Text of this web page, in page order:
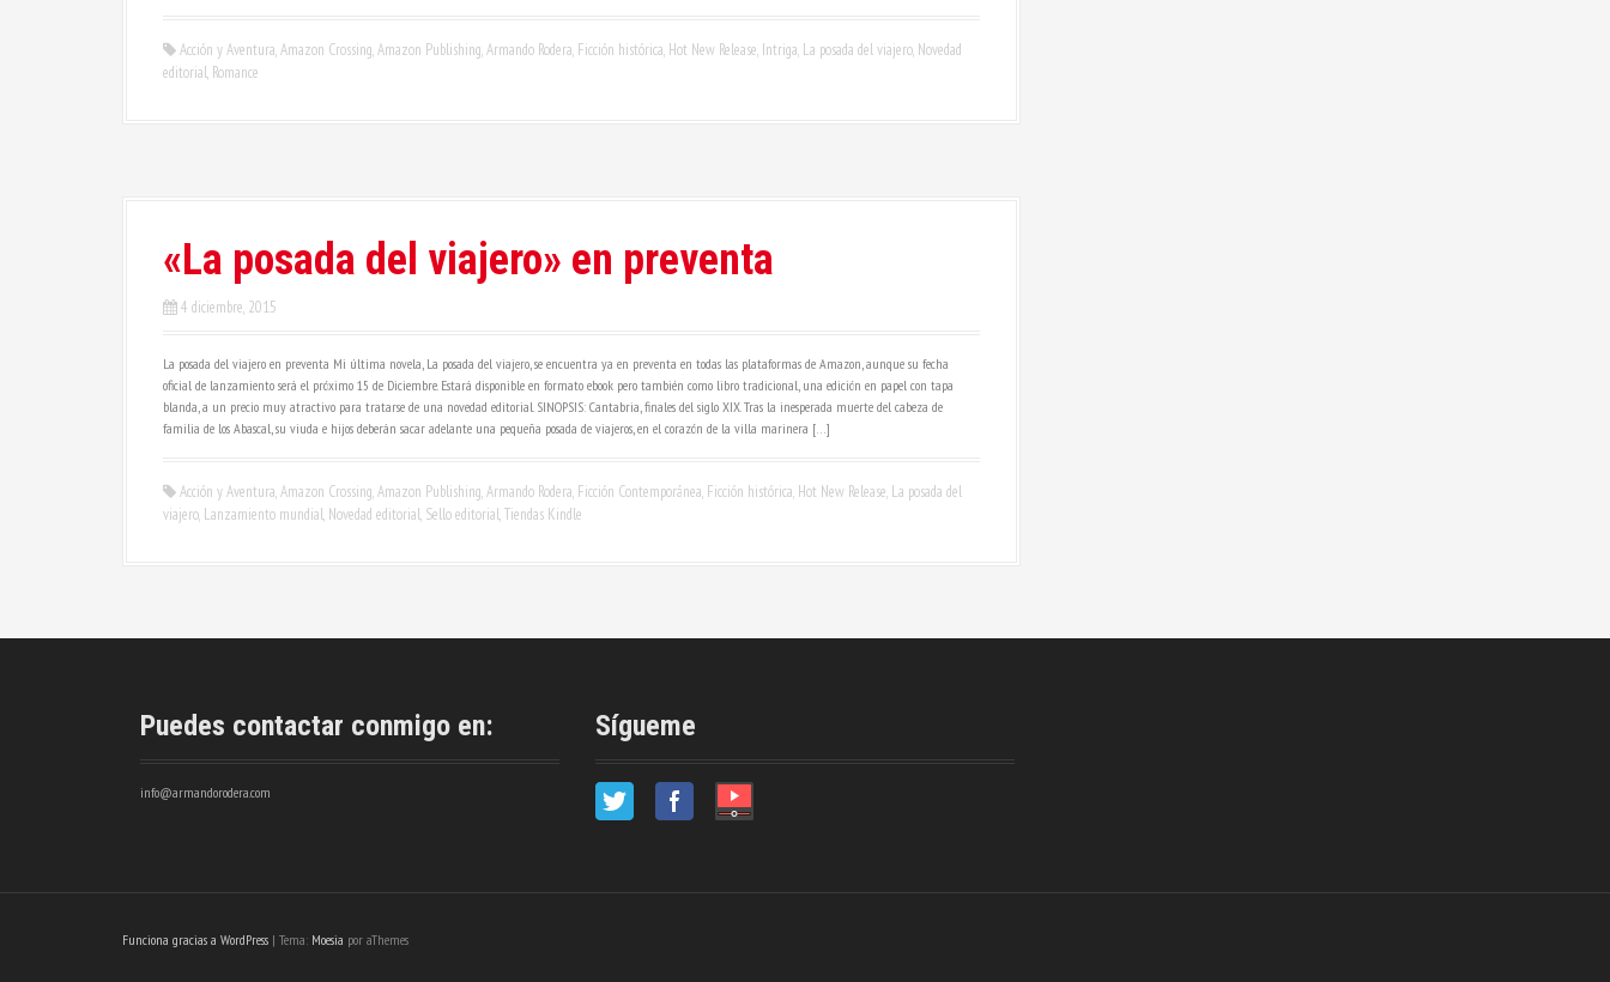
Acción y Aventura,Amazon Crossing,Amazon Publishing,Armando Rodera, Ficción histórica, Hot New Release, Intriga, La posada del viajero, Novedad
editorial, Romance
«La posada del viajero» en preventa
4 diciembre, 2015
La posada del viajero en preventa Mi última novela, La posada del viajero, se encuentra ya en preventa en todas las plataformas de Amazon, aunque su fecha
oficial de lanzamiento será el próximo 15 de Diciembre. Estará disponible en formato ebook pero también como libro tradicional, una edición en papel con tapa
blanda, a un precio muy atractivo para tratarse de una novedad editorial. SINOPSIS: Cantabria, finales del siglo XIX. Tras la inesperada muerte del cabeza de
familia de los Abascal, su viuda e hijos deberán sacar adelante una pequeña posada de viajeros, en el corazón de la villa marinera […]
Acción y Aventura,Amazon Crossing,Amazon Publishing,Armando Rodera, Ficción Contemporánea, Ficción histórica, Hot New Release, La posada del
viajero, Lanzamiento mundial, Novedad editorial, Sello editorial,Tiendas Kindle
Puedes contactar conmigo en:
info@armandorodera.com
Sígueme
Funciona gracias a WordPress | Tema: Moesia por aThemes